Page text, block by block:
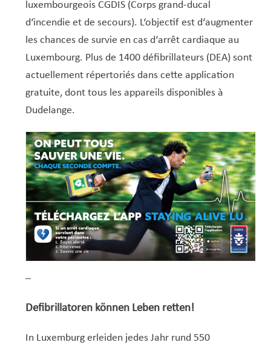
luxembourgeois CGDIS (Corps grand-ducal
d‘incendie et de secours). L‘objectif est d‘augmenter
les chances de survie en cas d‘arrêt cardiaque au
Luxembourg. Plus de 1400 défibrillateurs (DEA) sont
actuellement répertoriés dans cette application
gratuite, dont tous les appareils disponibles à
Dudelange.
–
Defibrillatoren können Leben retten!
In Luxemburg erleiden jedes Jahr rund 550